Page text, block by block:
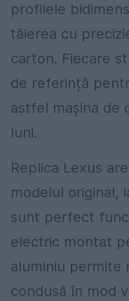
profilele
tăierea cu
carton. Fiecare
de referință
astfel mașina de
luni.
Replica Lexus
modelul original,
sunt perfect
electric montat
aluminiu permite
condusă în mod